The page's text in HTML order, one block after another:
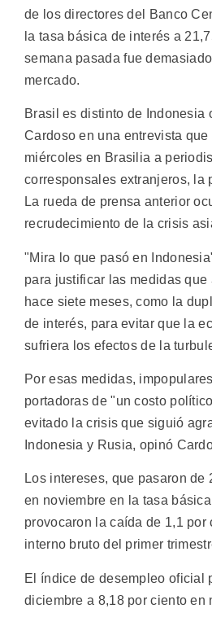
de los directores del Banco
la tasa básica de interés a
semana pasada fue
mercado.
Brasil es distinto de Indonesia
Cardoso en una entrevista que
miércoles en Brasilia a
corresponsales extranjeros, la
La rueda de prensa anterior
recrudecimiento de la crisis
"Mira lo que pasó en
para justificar las medidas
hace siete meses, como la
de interés, para evitar que la
sufriera los efectos de la
Por esas medidas,
portadoras de "un costo
evitado la crisis que siguió
Indonesia y Rusia, opinó
Los intereses, que pasaron de
en noviembre en la tasa
provocaron la caída de 1,1 por
interno bruto del primer
El índice de desempleo oficial
diciembre a 8,18 por ciento en